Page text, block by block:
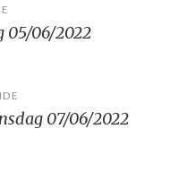
05/06/2022
07/06/2022